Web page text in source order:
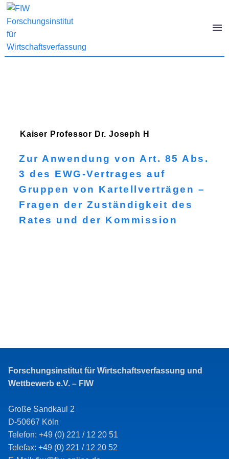
Kaiser Professor Dr. Joseph H
Zur Anwendung von Art. 85 Abs.
3 des EWG-Vertrages auf
Gruppen von Kartellverträgen –
Fragen der Zuständigkeit des
Rates und der Kommission
Forschungsinstitut für Wirtschaftsverfassung und
Wettbewerb e.V. – FIW
Große Sandkaul 2
D-50667 Köln
Telefon: +49 (0) 221 / 12 20 51
Telefax: +49 (0) 221 / 12 20 52